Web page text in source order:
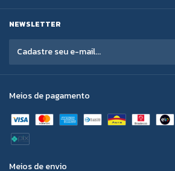
NEWSLETTER
Meios de pagamento
Meios de envio